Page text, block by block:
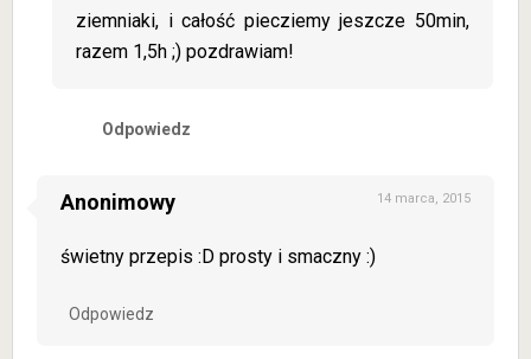
ziemniaki, i całość piecziemy jeszcze 50min,
razem 1,5h ;) pozdrawiam!
Odpowiedz
Anonimowy 14 marca, 2015
świetny przepis :D prosty i smaczny :)
Odpowiedz